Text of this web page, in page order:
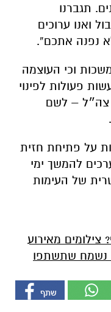
תגברנו
ואנו ערוכים
נפנה אתכם”.
וכי העוצמה
פעולות לפינוי
צה״ל – לשם
על פתיחת חזית
להמשך ימי
של העימות
מאירוע
נשמח שתשתפו